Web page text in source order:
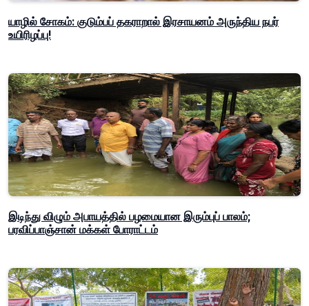
யாழில் சோகம்: குடும்பப் தகராறால் இரசாயனம் அருந்திய நபர்
உயிரிழப்பு!
இடிந்து விழும் அபாயத்தில் பழமையான இரும்புப் பாலம்;
பரவிப்பாஞ்சான் மக்கள் போராட்டம்